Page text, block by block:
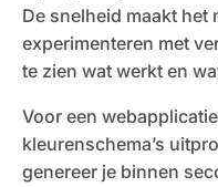
De snelheid maakt het
experimenteren met
te zien wat werkt en
Voor een
kleurenschema’s
genereer je binnen